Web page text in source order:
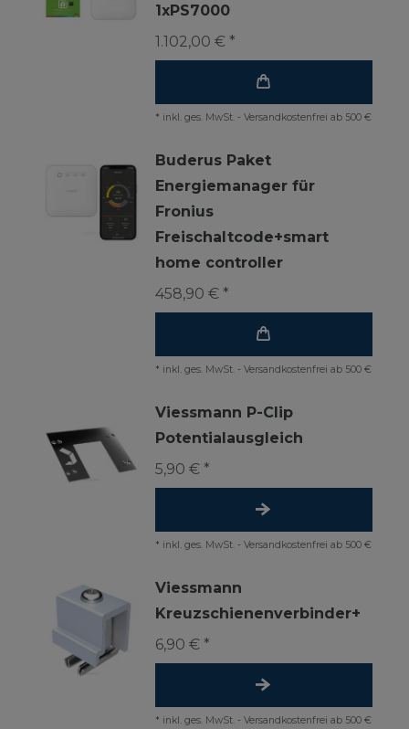
1xPS7000
1.102,00 € *
* inkl. ges. MwSt. - Versandkostenfrei ab 500 €
Buderus Paket
Energiemanager für
Fronius
Freischaltcode+smart
home controller
458,90 € *
* inkl. ges. MwSt. - Versandkostenfrei ab 500 €
Viessmann P-Clip
Potentialausgleich
5,90 € *
* inkl. ges. MwSt. - Versandkostenfrei ab 500 €
Viessmann
Kreuzschienenverbinder+
6,90 € *
* inkl. ges. MwSt. - Versandkostenfrei ab 500 €